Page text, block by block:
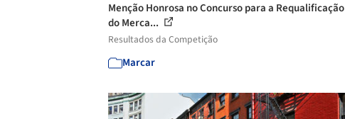
Menção Honrosa no Concurso para a Requalificação
do Merca...
Resultados da Competição
Marcar